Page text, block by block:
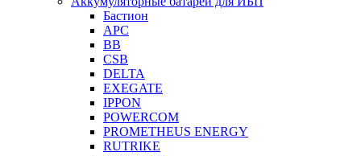
Бастион
APC
BB
CSB
DELTA
EXEGATE
IPPON
POWERCOM
PROMETHEUS ENERGY
RUTRIKE